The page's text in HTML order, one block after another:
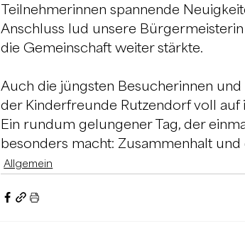
Teilnehmerinnen spannende
Anschluss lud unsere
die Gemeinschaft weiter stärkte.
Auch die jüngsten Besucherinnen
der Kinderfreunde Rutzendorf voll auf
Ein rundum gelungener Tag, der
besonders macht: Zusammenhalt und
Allgemein